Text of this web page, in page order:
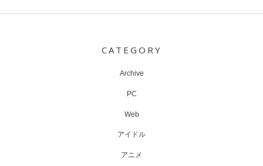
CATEGORY
Archive
PC
Web
アイドル
アニメ